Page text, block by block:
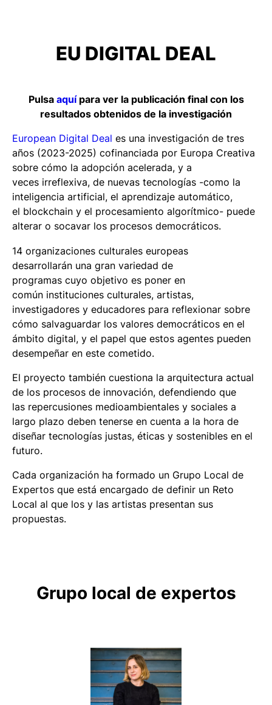
EU DIGITAL DEAL
Pulsa aquí para ver la publicación final con los
resultados obtenidos de la investigación
European Digital Deal es una investigación de tres
años (2023-2025) cofinanciada por Europa Creativa
sobre cómo la adopción acelerada, y a
veces irreflexiva, de nuevas tecnologías -como la
inteligencia artificial, el aprendizaje automático,
el blockchain y el procesamiento algorítmico- puede
alterar o socavar los procesos democráticos.
14 organizaciones culturales europeas
desarrollarán una gran variedad de
programas cuyo objetivo es poner en
común instituciones culturales, artistas,
investigadores y educadores para reflexionar sobre
cómo salvaguardar los valores democráticos en el
ámbito digital, y el papel que estos agentes pueden
desempeñar en este cometido.
El proyecto también cuestiona la arquitectura actual
de los procesos de innovación, defendiendo que
las repercusiones medioambientales y sociales a
largo plazo deben tenerse en cuenta a la hora de
diseñar tecnologías justas, éticas y sostenibles en el
futuro.
Cada organización ha formado un Grupo Local de
Expertos que está encargado de definir un Reto
Local al que los y las artistas presentan sus
propuestas.
Grupo local de expertos